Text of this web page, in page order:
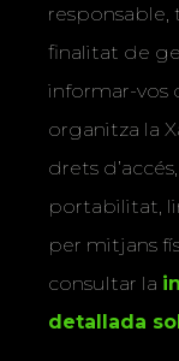
responsable,
finalitat de
informar-vos
organitza la
drets
portabilitat,
per mitjans
consultar la
detallada